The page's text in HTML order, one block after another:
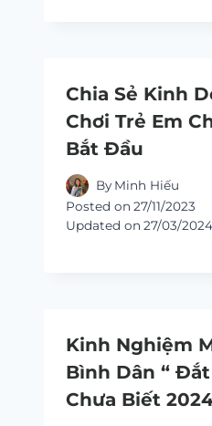
Chia Sẻ Kinh
Chơi Trẻ Em
Bắt Đầu
By Minh Hiếu
Posted on 27/11/2023
Updated on 27/03/2024
Kinh Nghiệm
Bình Dân “ Đắt
Chưa Biết